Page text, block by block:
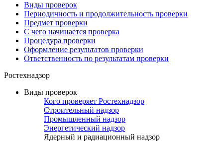
Виды проверок
Периодичность и продолжительность проверки
Предмет проверки
С чего начинается проверка
Процедура проверки
Оформление результатов проверки
Ответственность по результатам проверки
Ростехнадзор
Виды проверок
Кого проверяет Ростехнадзор
Строительный надзор
Промышленный надзор
Энергетический надзор
Ядерный и радиационный надзор